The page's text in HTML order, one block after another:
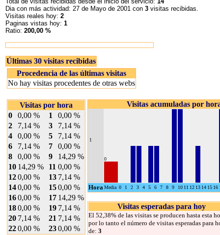
Dia con más actividad: 27 de Mayo de 2001 con 3 visitas recibidas.
Visitas reales hoy: 2
Paginas vistas hoy: 1
Ratio: 200,00 %
Últimas 30 visitas recibidas
Procedencia de las últimas visitas
No hay visitas procedentes de otras webs
Visitas por hora
0
0,00 % 1
0,00 %
2
7,14 % 3
7,14 %
4
0,00 % 5
7,14 %
6
7,14 % 7
0,00 %
8
0,00 % 9
14,29 %
10 14,29 % 11 0,00 %
120,00 % 13 7,14 %
140,00 % 150,00 %
160,00 % 17 14,29 %
180,00 % 19 7,14 %
20 7,14 % 21 7,14 %
220,00 % 230,00 %
Visitas acumuladas por
1
0
HoraMedia 0 1 2 3 4 5 6 7 8 9 10 11 12 13 14 15 16
Visitas esperadas para hoy
El 52,38% de las visitas se producen hasta esta
por lo tanto el número de visitas esperadas para
de: 3